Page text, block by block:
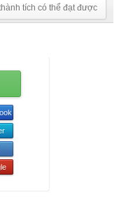
tích có thể đạt được